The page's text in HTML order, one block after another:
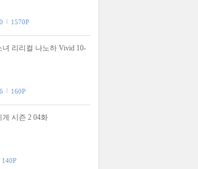
1570P
녀 리리컬 나노하 Vivid 10-
160P
시즌 2 04화
140P